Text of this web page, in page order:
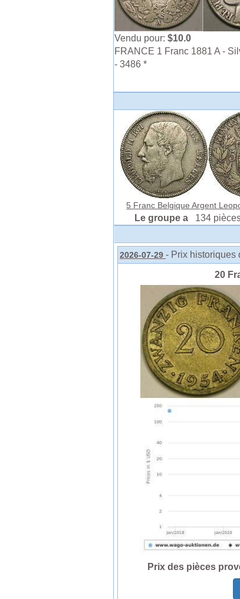
Vendu pour: $10.0
FRANCE 1 Franc 1881 A -
- 3486 *
5 Franc Belgique Argent
Le groupe a 134
2026-07-29 - Prix historiques
20
Prix des pièces